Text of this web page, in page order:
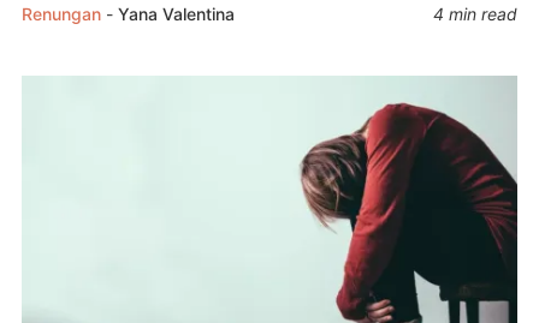
Renungan - Yana Valentina 4 min read